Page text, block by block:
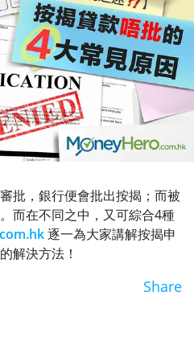
批，銀行便會批出按揭；而被
而在不同之中，又可綜合4種
逐一為大家講解按揭申
解決方法！
Share